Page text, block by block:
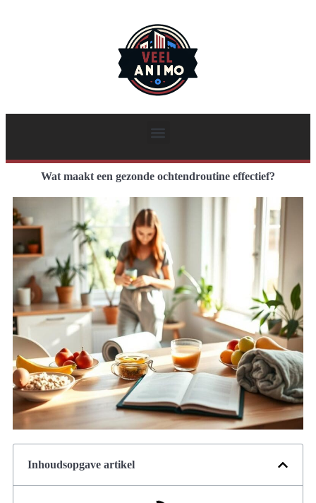
Wat maakt een gezonde ochtendroutine effectief?
Inhoudsopgave artikel